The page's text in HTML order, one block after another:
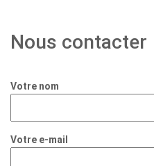
Nous contacter
Votre nom
Votre e-mail